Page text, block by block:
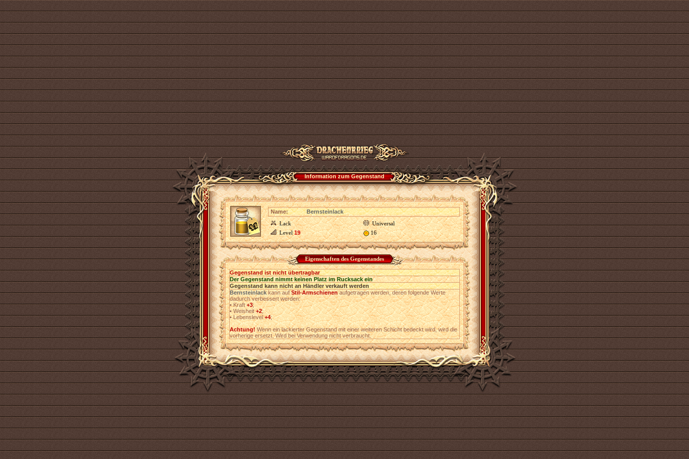
Information zum Gegenstand
Name:
Bernsteinlack
Lack
Universal
Level19 16
Eigenschaften des Gegenstandes
Gegenstand ist nicht übertragbar
Der Gegenstand nimmt keinen Platz im Rucksack ein
Gegenstand kann nicht an Händler verkauft werden
Bernsteinlackkann aufStil-Armschienenaufgetragen werden, deren folgende Werte
dadurch verbessert werden:
•Kraft+3;
•Weisheit+2;
•Lebenslevel+4;
Achtung!Wenn ein lackierter Gegenstand mit einer weiteren Schicht bedeckt wird, wird die
vorherige ersetzt. Wird bei Verwendung nicht verbraucht.